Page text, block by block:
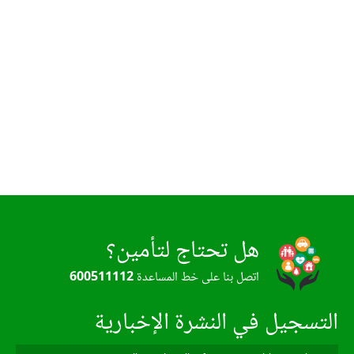
هل تحتاج لتأمين؟
اتصل بنا على خط المساعدة600511112
التسجيل في النشرة الإخبارية